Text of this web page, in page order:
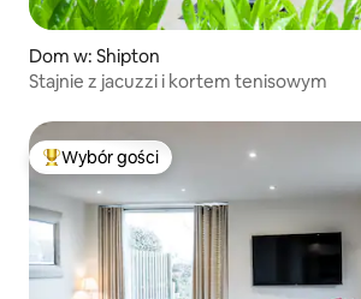
Dom w: Shipton
Stajnie z jacuzzi i kortem tenisowym
Najpopularniejsze z kategorii Wybór gości
Wybór gości